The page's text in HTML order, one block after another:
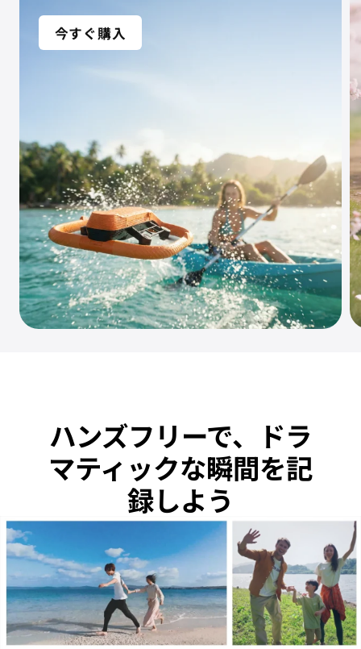
今すぐ購入
ハンズフリーで、ドラ
マティックな瞬間を記
録しよう